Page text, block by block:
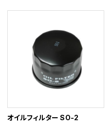
オイルフィルター SO-2